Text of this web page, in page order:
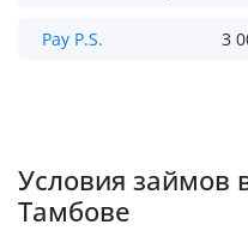
Pay P.S. 3
Условия
Тамбове